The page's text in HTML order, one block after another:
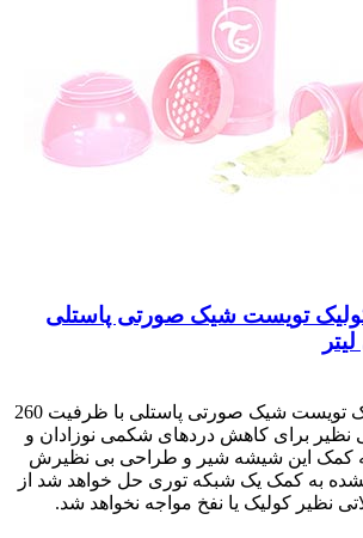
تویست شیک صورتی پاستلی
شیشه شیر آنتی کولیک تویست شیک صورتی پاستلی با ظرفیت 260
نظیر برای کاهش دردهای شکمی نوزادان و
کمک این شیشه شیر و طراحی بی نظیرش
به کمک یک شبکه توری حل خواهد شد از
نظیر کولیک یا نفخ مواجه نخواهد شد.